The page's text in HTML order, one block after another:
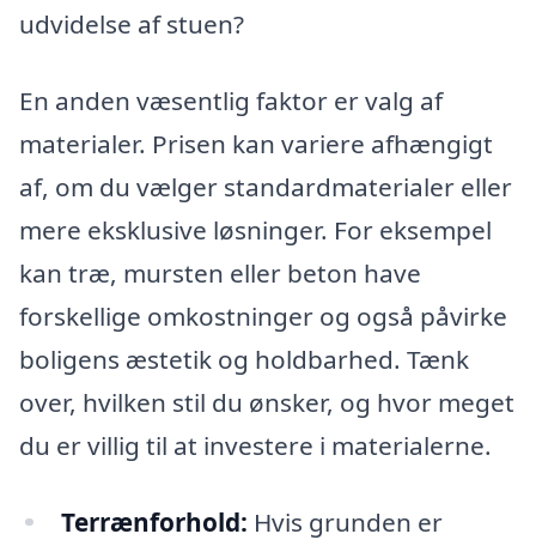
udvidelse af stuen?
En anden væsentlig faktor er valg af
materialer. Prisen kan variere afhængigt
af, om du vælger standardmaterialer eller
mere eksklusive løsninger. For eksempel
kan træ, mursten eller beton have
forskellige omkostninger og også påvirke
boligens æstetik og holdbarhed. Tænk
over, hvilken stil du ønsker, og hvor meget
du er villig til at investere i materialerne.
Terrænforhold: Hvis grunden er